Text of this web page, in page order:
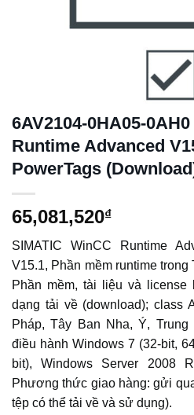
6AV2104-0HA05-
Runtime Advanced
PowerTags
65,081,520₫
SIMATIC WinCC Runtime
V15.1, Phần mềm runtime
Phần mềm, tài liệu và
dạng tải về (download); class
Pháp, Tây Ban Nha, Ý,
điều hành Windows 7 (32-bit,
bit), Windows Server 2008
Phương thức giao hàng: gửi
tệp có thể tải về và sử dụng).